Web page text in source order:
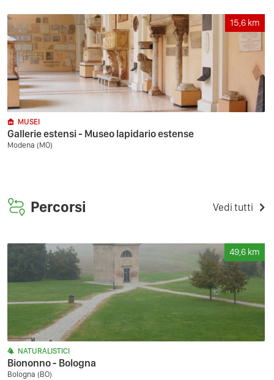
15,6 km
MUSEI
Gallerie estensi - Museo lapidario estense
Modena (MO)
Percorsi Vedi tutti
49,6 km
NATURALISTICI
Biononno - Bologna
Bologna (BO)